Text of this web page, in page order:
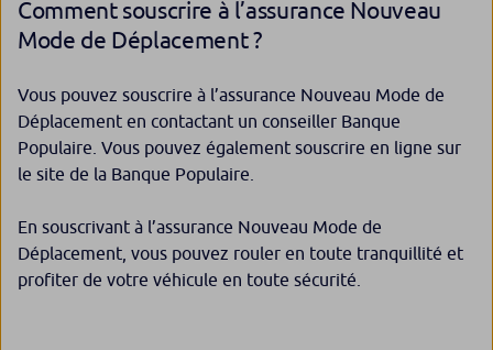
Comment souscrire à l’assurance Nouveau
Mode de Déplacement ?
Vous pouvez souscrire à l’assurance Nouveau Mode de
Déplacement en contactant un conseiller Banque
Populaire. Vous pouvez également souscrire en ligne sur
le site de la Banque Populaire.
En souscrivant à l’assurance Nouveau Mode de
Déplacement, vous pouvez rouler en toute tranquillité et
profiter de votre véhicule en toute sécurité.